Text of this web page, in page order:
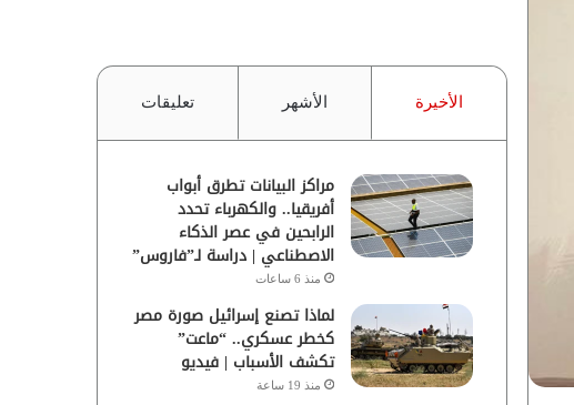
الأخيرة الأشهر تعليقات
مراكز البيانات تطرق أبواب
أفريقيا.. والكهرباء تحدد
الرابحين في عصر الذكاء
الاصطناعي | دراسة لـ”فاروس”
منذ 6 ساعات
لماذا تصنع إسرائيل صورة مصر
كخطر عسكري.. “ماعت”
تكشف الأسباب | فيديو
منذ 19 ساعة